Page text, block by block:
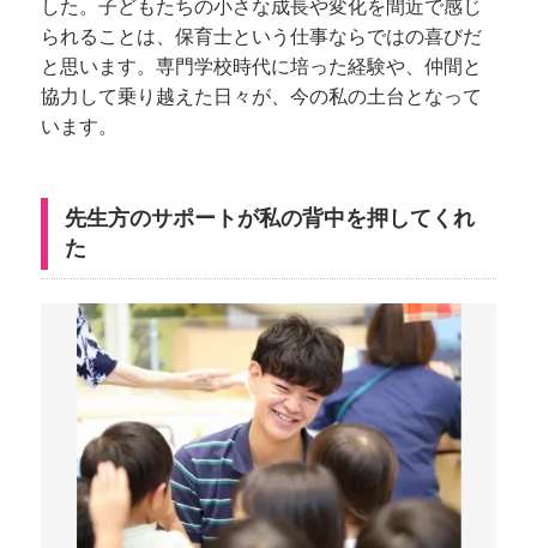
した。子どもたちの小さな成長や変化を間近で感じ
られることは、保育士という仕事ならではの喜びだ
と思います。専門学校時代に培った経験や、仲間と
協力して乗り越えた日々が、今の私の土台となって
います。
先生方のサポートが私の背中を押してくれ
た